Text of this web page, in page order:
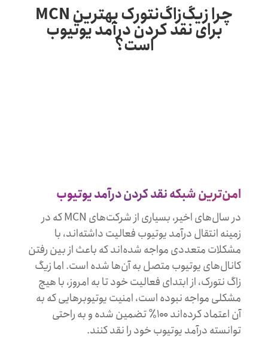
چرا زیگ‌زاگ‌نتورک بهترین MCN
برای نقد کردن درآمد یوتیوب
است؟
امن‌ترین شبکه نقد کردن درآمد یوتیوب
در سال‌های اخیر، بسیاری از شرکت‌های MCN که در
زمینه انتقال درآمد یوتیوب فعالیت داشته‌اند، با
مشکلات متعددی مواجه شده‌اند که باعث از بین رفتن
کانال‌های یوتیوب متصل به آ‌ن‌ها شده است. اما زیگ
زاگ نتورک، از ابتدای فعالیت خود تا به امروز، با هیچ
مشکلی مواجه نبوده است، امنیت یوتیوبرهایی که به
آن اعتماد کرده‌اند ۱۰۰٪‌ تضمین شده و به راحتی
توانسته درآمد یوتیوب خود را نقد کنند.